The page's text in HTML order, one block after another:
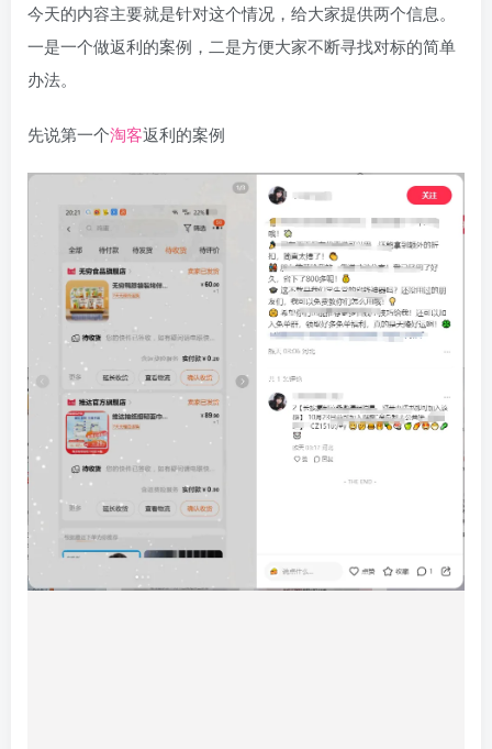
今天的内容主要就是针对这个情况，给大家提供两个信息。
一是一个做返利的案例，二是方便大家不断寻找对标的简单
办法。
先说第一个淘客返利的案例